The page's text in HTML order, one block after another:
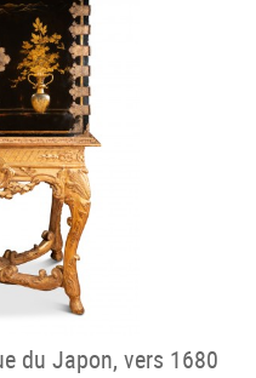
du Japon, vers 1680